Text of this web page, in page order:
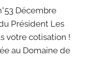
Décembre
Président Les
votre cotisation !
au Domaine de